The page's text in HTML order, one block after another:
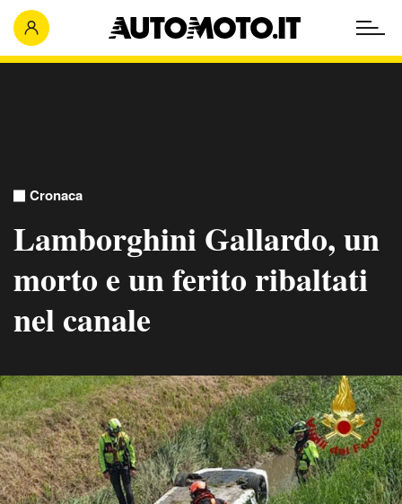
Cronaca
Lamborghini Gallardo, un
morto e un ferito ribaltati
nel canale